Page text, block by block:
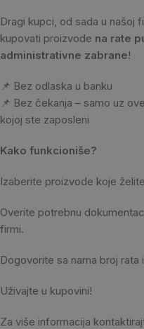
Dragi kupci, od sada u našoj
kupovati proizvode na rate
administrativne zabrane!
📌 Bez odlaska u banku
📌 Bez čekanja – samo uz
kojoj ste zaposleni
Kako funkcioniše?
Izaberite proizvode koje
Overite potrebnu
firmi.
Dogovorite sa nama broj rata
Uživajte u kupovini!
Za više informacija